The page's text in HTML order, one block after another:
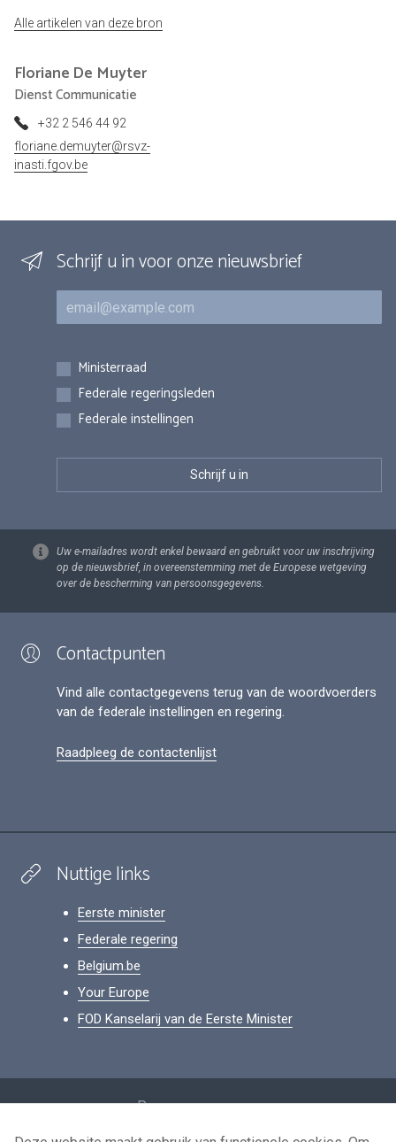
Alle artikelen van deze bron
Floriane De Muyter
Dienst Communicatie
+32 2 546 44 92
floriane.demuyter@rsvz-
inasti.fgov.be
Schrijf u in voor onze nieuwsbrief
E-mail
Inschrijvingen
Ministerraad
Federale regeringsleden
Federale instellingen
Uw e-mailadres wordt enkel bewaard en gebruikt voor uw inschrijving
op de nieuwsbrief, in overeenstemming met de Europese wetgeving
over de bescherming van persoonsgegevens.
Contactpunten
Vind alle contactgegevens terug van de woordvoerders
van de federale instellingen en regering.
Raadpleeg de contactenlijst
Nuttige links
Eerste minister
Federale regering
Belgium.be
Your Europe
FOD Kanselarij van de Eerste Minister
Persoonsgegevens
Voorwaarden voor het hergebruik